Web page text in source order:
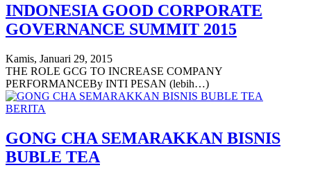
INDONESIA GOOD CORPORATE
GOVERNANCE SUMMIT 2015
Kamis, Januari 29, 2015
THE ROLE GCG TO INCREASE COMPANY
PERFORMANCEBy INTI PESAN (lebih…)
BERITA
GONG CHA SEMARAKKAN BISNIS
BUBLE TEA